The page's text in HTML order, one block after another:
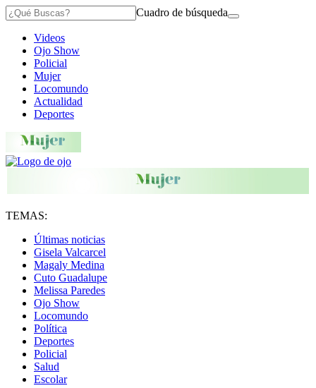
Cuadro de búsqueda
Videos
Ojo Show
Policial
Mujer
Locomundo
Actualidad
Deportes
TEMAS:
Últimas noticias
Gisela Valcarcel
Magaly Medina
Cuto Guadalupe
Melissa Paredes
Ojo Show
Locomundo
Política
Deportes
Policial
Salud
Escolar